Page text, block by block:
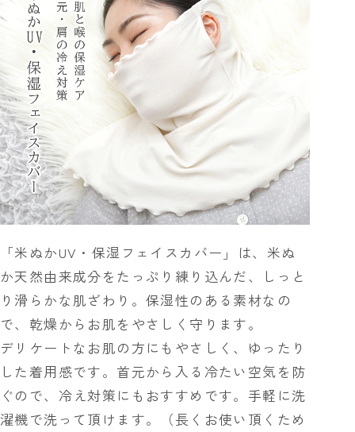
「米ぬかUV・保湿フェイスカバー」は、米ぬ
か天然由来成分をたっぷり練り込んだ、しっと
り滑らかな肌ざわり。保湿性のある素材なの
で、乾燥からお肌をやさしく守ります。
デリケートなお肌の方にもやさしく、ゆったり
した着用感です。首元から入る冷たい空気を防
ぐので、冷え対策にもおすすめです。手軽に洗
濯機で洗って頂けます。（長くお使い頂くため